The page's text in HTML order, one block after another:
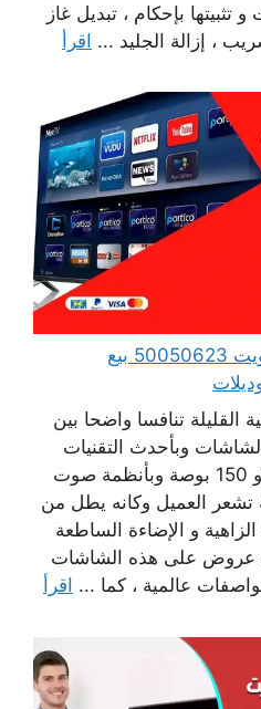
تثبيتها بإحكام ، تبديل غاز
، إزالة الجليد ... اقرأ
بيع تلفزيونات شاشات الكويت 50050623 بيع
القليلة تنافسا واضحا بين
وبأحدث التقنيات
وبأحجام متنوعة تصل 140و 150 بوصة وبأنظمة صوت
تشعر العميل وكانه يطل من
الزاهية و الإضاءة الساطعة
عروض على هذه الشاشات
عالمية ، كما ... اقرأ